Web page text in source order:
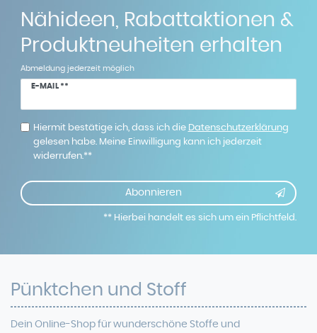
Nähideen, Rabattaktionen &
Produktneuheiten erhalten
Abmeldung jederzeit möglich
E-MAIL **
Newsletter
Hiermit bestätige ich, dass ich die Daten­schutz­erklärung
gelesen habe. Meine Einwilligung kann ich jederzeit
widerrufen.**
Abonnieren
** Hierbei handelt es sich um ein Pflichtfeld.
Pünktchen und Stoff
Dein Online-Shop für wunderschöne Stoffe und